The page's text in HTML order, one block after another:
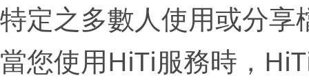
特定之多數人使用或分享
當您使用HiTi服務時，